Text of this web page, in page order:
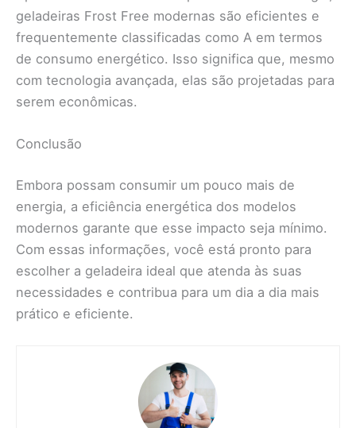
geladeiras Frost Free modernas são eficientes e
frequentemente classificadas como A em termos
de consumo energético. Isso significa que, mesmo
com tecnologia avançada, elas são projetadas para
serem econômicas.
Conclusão
Embora possam consumir um pouco mais de
energia, a eficiência energética dos modelos
modernos garante que esse impacto seja mínimo.
Com essas informações, você está pronto para
escolher a geladeira ideal que atenda às suas
necessidades e contribua para um dia a dia mais
prático e eficiente.